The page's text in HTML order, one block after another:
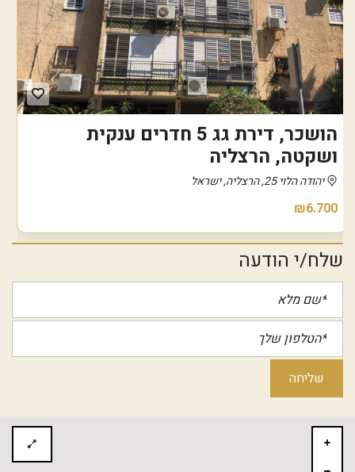
הושכר, דירת גג 5 חדרים ענקית
ושקטה, הרצליה
יהודה הלוי 25, הרצליה, ישראל
₪6.700
שלח/י הודעה